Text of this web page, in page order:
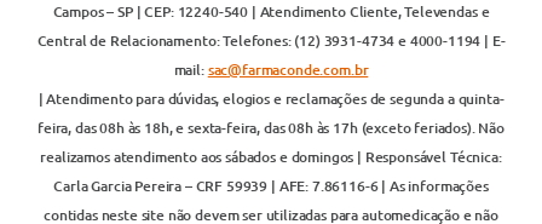
Campos – SP | CEP: 12240-540 | Atendimento Cliente, Televendas e
Central de Relacionamento: Telefones: (12) 3931-4734 e 4000-1194 | E-
mail:sac@farmaconde.com.br
| Atendimento para dúvidas, elogios e reclamações de segunda a quinta-
feira, das 08h às 18h, e sexta-feira, das 08h às 17h (exceto feriados). Não
realizamos atendimento aos sábados e domingos | Responsável Técnica:
Carla Garcia Pereira – CRF 59939 | AFE: 7.86116-6 | As informações
contidas neste site não devem ser utilizadas para automedicação e não